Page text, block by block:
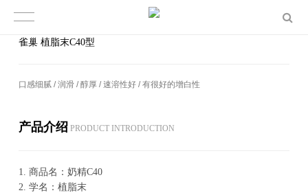
雀巢 植脂末C40型
口感细腻 / 润滑 / 醇厚 / 速溶性好 / 有很好的增白性
产品介绍 PROD­UCT IN­TRO­DUC­TION
1. 商品名：奶精C40
2. 学名：植脂末